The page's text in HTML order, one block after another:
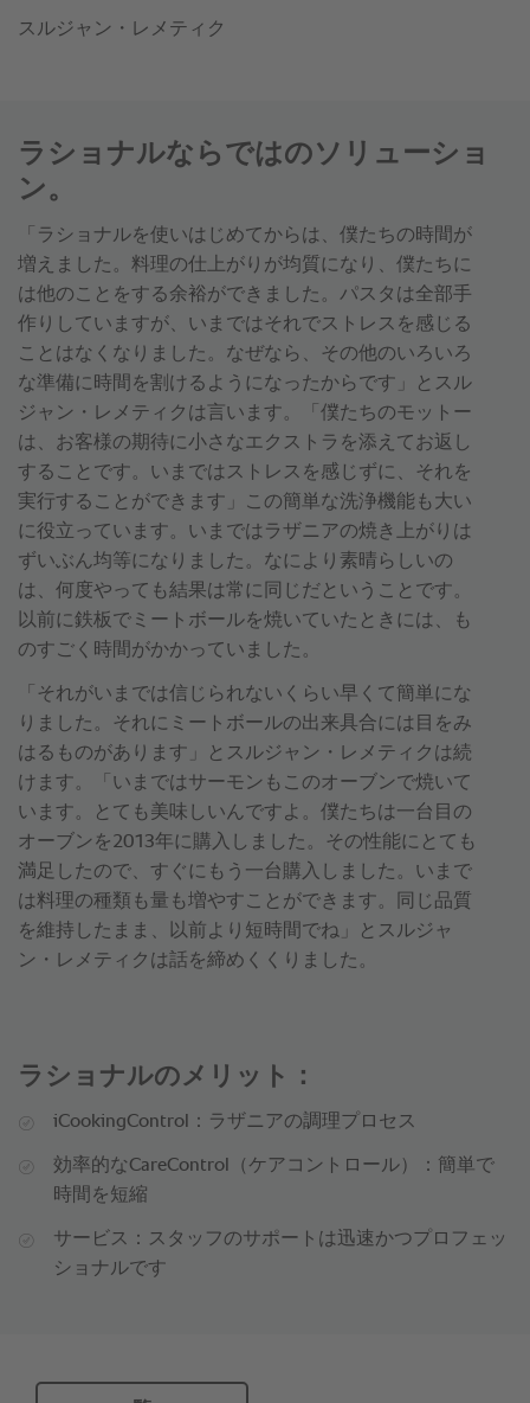
スルジャン・レメティク
ラショナルならではのソリューショ
ン。
「ラショナルを使いはじめてからは、僕たちの時間が
増えました。料理の仕上がりが均質になり、僕たちに
は他のことをする余裕ができました。パスタは全部手
作りしていますが、いまではそれでストレスを感じる
ことはなくなりました。なぜなら、その他のいろいろ
な準備に時間を割けるようになったからです」とスル
ジャン・レメティクは言います。「僕たちのモットー
は、お客様の期待に小さなエクストラを添えてお返し
することです。いまではストレスを感じずに、それを
実行することができます」この簡単な洗浄機能も大い
に役立っています。いまではラザニアの焼き上がりは
ずいぶん均等になりました。なにより素晴らしいの
は、何度やっても結果は常に同じだということです。
以前に鉄板でミートボールを焼いていたときには、も
のすごく時間がかかっていました。
「それがいまでは信じられないくらい早くて簡単にな
りました。それにミートボールの出来具合には目をみ
はるものがあります」とスルジャン・レメティクは続
けます。「いまではサーモンもこのオーブンで焼いて
います。とても美味しいんですよ。僕たちは一台目の
オーブンを2013年に購入しました。その性能にとても
満足したので、すぐにもう一台購入しました。いまで
は料理の種類も量も増やすことができます。同じ品質
を維持したまま、以前より短時間でね」とスルジャ
ン・レメティクは話を締めくくりました。
ラショナルのメリット：
iCookingControl：ラザニアの調理プロセス
効率的なCareControl（ケアコントロール）：簡単で
時間を短縮
サービス：スタッフのサポートは迅速かつプロフェッ
ショナルです